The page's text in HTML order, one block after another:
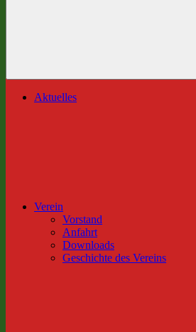
Aktuelles
Verein
Vorstand
Anfahrt
Downloads
Geschichte des Vereins